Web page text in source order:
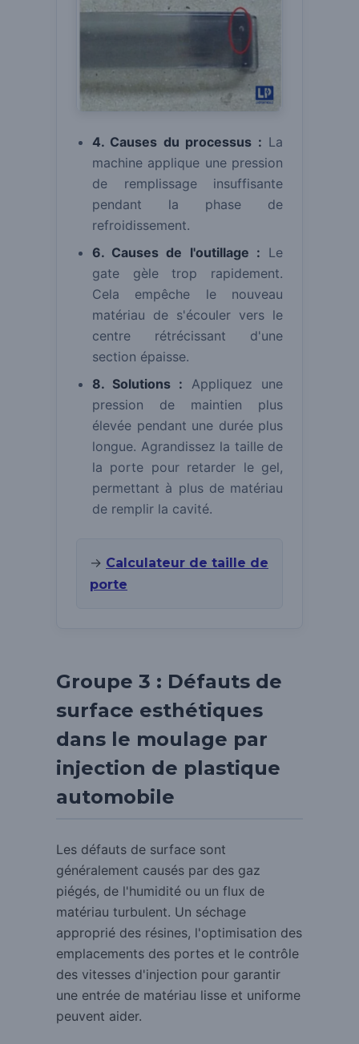
4. Causes du processus : La
machine applique une pression
de remplissage insuffisante
pendant la phase de
refroidissement.
6. Causes de l'outillage : Le
gate gèle trop rapidement.
Cela empêche le nouveau
matériau de s'écouler vers le
centre rétrécissant d'une
section épaisse.
8. Solutions : Appliquez une
pression de maintien plus
élevée pendant une durée plus
longue. Agrandissez la taille de
la porte pour retarder le gel,
permettant à plus de matériau
de remplir la cavité.
→ Calculateur de taille de
porte
Groupe 3 : Défauts de
surface esthétiques
dans le moulage par
injection de plastique
automobile
Les défauts de surface sont
généralement causés par des gaz
piégés, de l'humidité ou un flux de
matériau turbulent. Un séchage
approprié des résines, l'optimisation des
emplacements des portes et le contrôle
des vitesses d'injection pour garantir
une entrée de matériau lisse et uniforme
peuvent aider.